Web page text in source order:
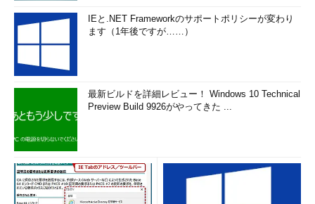
IEと.NET Frameworkのサポートポリシーが変わり
ます（1年後ですが……）
最新ビルドを詳細レビュー！ Windows 10 Technical
Preview Build 9926がやってきた ...